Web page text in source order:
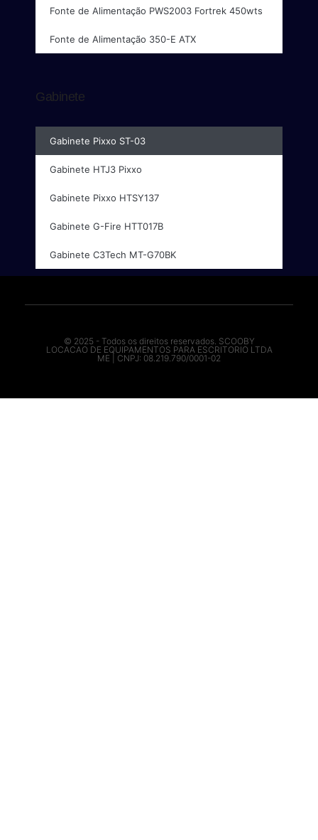
Fonte de Alimentação PWS2003 Fortrek 450wts
Fonte de Alimentação 350-E ATX
Gabinete
Gabinete Pixxo ST-03
Gabinete HTJ3 Pixxo
Gabinete Pixxo HTSY137
Gabinete G-Fire HTT017B
Gabinete C3Tech MT-G70BK
© 2025 - Todos os direitos reservados. SCOOBY
LOCACAO DE EQUIPAMENTOS PARA ESCRITORIO LTDA
ME | CNPJ: 08.219.790/0001-02